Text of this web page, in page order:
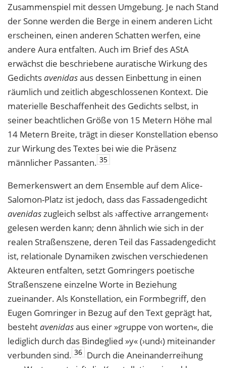
Zusammenspiel mit dessen Umgebung. Je nach Stand
der Sonne werden die Berge in einem anderen Licht
erscheinen, einen anderen Schatten werfen, eine
andere Aura entfalten. Auch im Brief des AStA
erwächst die beschriebene auratische Wirkung des
Gedichtsavenidasaus dessen Einbettung in einen
räumlich und zeitlich abgeschlossenen Kontext. Die
materielle Beschaffenheit des Gedichts selbst, in
seiner beachtlichen Größe von 15 Metern Höhe mal
14 Metern Breite, trägt in dieser Konstellation ebenso
zur Wirkung des Textes bei wie die Präsenz
männlicher Passanten. 35
Bemerkenswert an dem Ensemble auf dem Alice-
Salomon-Platz ist jedoch, dass das Fassadengedicht
avenidaszugleich selbst als ›affective arrangement‹
gelesen werden kann; denn ähnlich wie sich in der
realen Straßenszene, deren Teil das Fassadengedicht
ist, relationale Dynamiken zwischen verschiedenen
Akteuren entfalten, setzt Gomringers poetische
Straßenszene einzelne Worte in Beziehung
zueinander. Als Konstellation, ein Formbegriff, den
Eugen Gomringer in Bezug auf den Text geprägt hat,
bestehtavenidasaus einer »gruppe von worten«, die
lediglich durch das Bindeglied »y« (›und‹) miteinander
verbunden sind. 36 Durch die Aneinanderreihung